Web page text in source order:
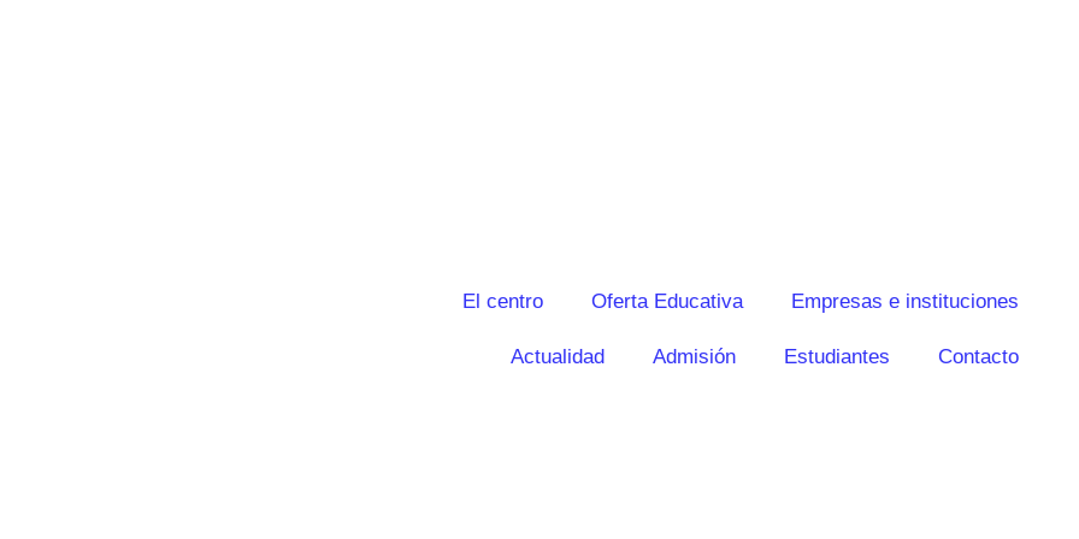
El centro Oferta Educativa Empresas e instituciones
Actualidad Admisión Estudiantes Contacto